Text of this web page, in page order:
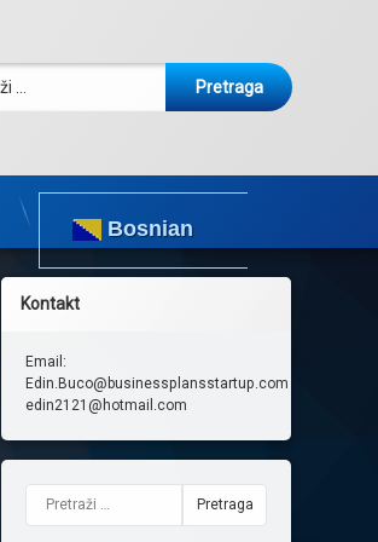
Bosnian
Kontakt
Email:
Edin.Buco@businessplansstartup.com
edin2121@hotmail.com